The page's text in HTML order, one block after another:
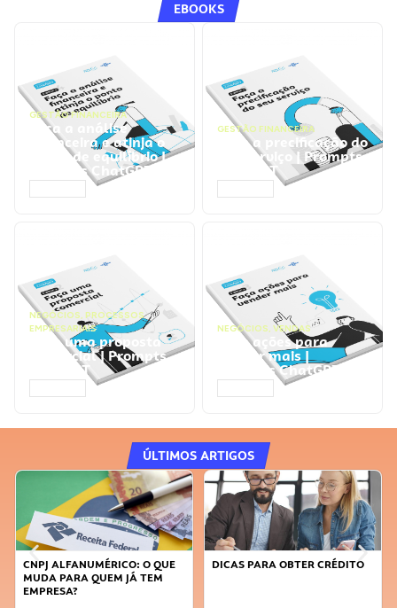
EBOOKS
GESTÃO FINANCEIRA
Faça a análise
financeira e atinja o
ponto de equilíbrio |
Prompts ChatGPT
GESTÃO FINANCEIRA
Faça a precificação do
seu serviço | Prompts
ChatGPT
NEGÓCIOS, PROCESSOS
EMPRESARIAIS
Faça uma proposta
comercial | Prompts
ChatGPT
NEGÓCIOS, VENDAS
Faça ações para
vender mais |
Prompts ChatGPT
ÚLTIMOS ARTIGOS
DICAS PARA OBTER CRÉDITO
FAÇA A DIFERENÇA: SEJA